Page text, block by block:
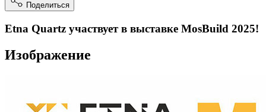
Поделиться
Etna Quartz участвует в выставке MosBuild 2025!
Изображение